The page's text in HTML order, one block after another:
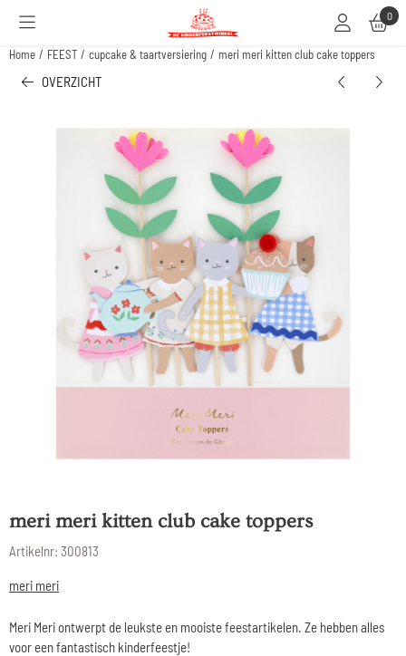
Cookievoorkeuren zijn beschikbaar. Kies instellingen of sta alle cookies toe.0
Home / FEEST / cupcake & taartversiering / meri meri kitten club cake toppers
OVERZICHT
meri meri kitten club cake toppers
Artikelnr: 300813
meri meri
Meri Meri ontwerpt de leukste en mooiste feestartikelen. Ze hebben alles
voor een fantastisch kinderfeestje!